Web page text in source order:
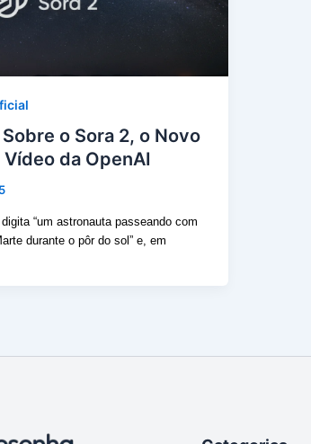
o Sora 2, o Novo
da OpenAI
“um astronauta passeando com
durante o pôr do sol” e, em